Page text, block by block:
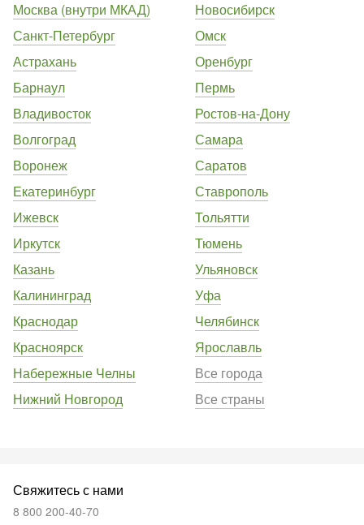
Москва (внутри МКАД)
Санкт-Петербург
Астрахань
Барнаул
Владивосток
Волгоград
Воронеж
Екатеринбург
Ижевск
Иркутск
Казань
Калининград
Краснодар
Красноярск
Набережные Челны
Нижний Новгород
Новосибирск
Омск
Оренбург
Пермь
Ростов-на-Дону
Самара
Саратов
Ставрополь
Тольятти
Тюмень
Ульяновск
Уфа
Челябинск
Ярославль
Все города
Все страны
Свяжитесь с нами
8 800 200-40-70